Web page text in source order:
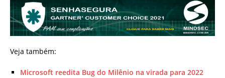
Veja também:
Microsoft reedita Bug do Milênio na virada para 2022